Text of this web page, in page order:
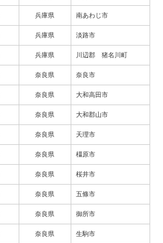
兵庫県 南あわじ市
兵庫県 淡路市
兵庫県 川辺郡 猪名川町
奈良県 奈良市
奈良県 大和高田市
奈良県 大和郡山市
奈良県 天理市
奈良県 橿原市
奈良県 桜井市
奈良県 五條市
奈良県 御所市
奈良県 生駒市